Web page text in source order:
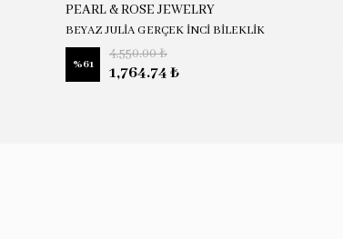
PEARL & ROSE JEWELRY
BEYAZ JULİA GERÇEK İNCİ BİLEKLİK
%61
4,550.00 ₺
1,764.74 ₺